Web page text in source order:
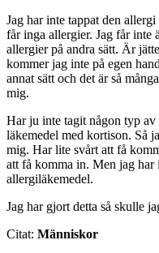
Jag har inte tappat den
får inga allergier. Jag får inte
allergier på andra sätt. Är
kommer jag inte på egen
annat sätt och det är så
mig.
Har ju inte tagit någon typ
läkemedel med kortison. Så
mig. Har lite svårt att få
att få komma in. Men jag
allergiläkemedel.
Jag har gjort detta så skulle
Citat: Människor